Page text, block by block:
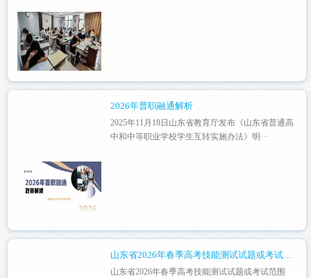
2026年普职融通解析
2025年11月18日山东省教育厅发布《山东省普通高
中和中等职业学校学生互转实施办法》明···
山东省2026年春季高考技能测试试题或考试范围
山东省2026年春季高考技能测试试题或考试范围